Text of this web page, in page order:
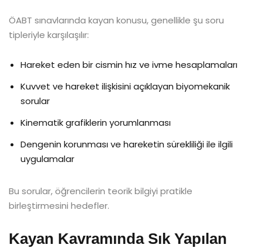
ÖABT sınavlarında kayan konusu, genellikle şu soru
tipleriyle karşılaşılır:
Hareket eden bir cismin hız ve ivme hesaplamaları
Kuvvet ve hareket ilişkisini açıklayan biyomekanik
sorular
Kinematik grafiklerin yorumlanması
Dengenin korunması ve hareketin sürekliliği ile ilgili
uygulamalar
Bu sorular, öğrencilerin teorik bilgiyi pratikle
birleştirmesini hedefler.
Kayan Kavramında Sık Yapılan